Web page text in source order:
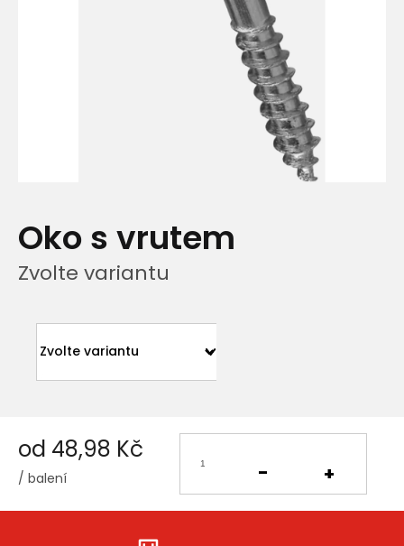
Oko s vrutem
Zvolte variantu
od 48,98 Kč
/ balení
cena: